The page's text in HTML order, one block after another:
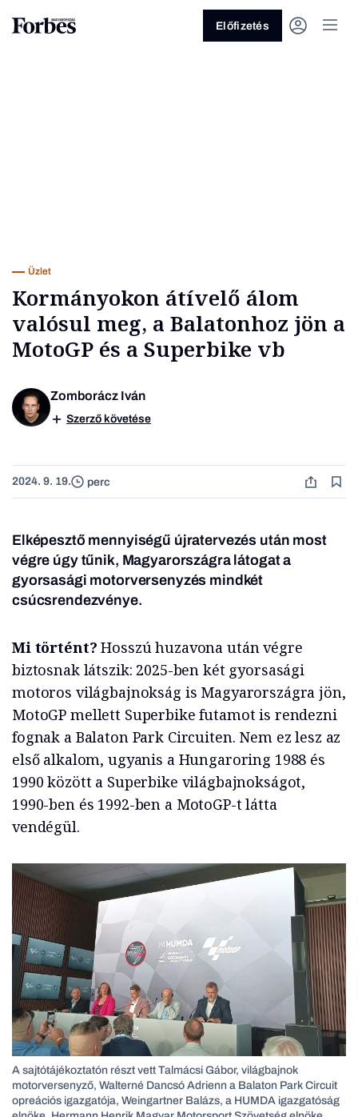
Előfizetés
Üzlet
Kormányokon átívelő álom
valósul meg, a Balatonhoz jön a
MotoGP és a Superbike vb
Zomborácz Iván
Szerző követése
2024. 9. 19. perc
Elképesztő mennyiségű újratervezés után most
végre úgy tűnik, Magyarországra látogat a
gyorsasági motorversenyzés mindkét
csúcsrendezvénye.
Mi történt? Hosszú huzavona után végre
biztosnak látszik: 2025-ben két gyorsasági
motoros világbajnokság is Magyarországra jön,
MotoGP mellett Superbike futamot is rendezni
fognak a Balaton Park Circuiten. Nem ez lesz az
első alkalom, ugyanis a Hungaroring 1988 és
1990 között a Superbike világbajnokságot,
1990-ben és 1992-ben a MotoGP-t látta
vendégül.
A sajtótájékoztatón részt vett Talmácsi Gábor, világbajnok
motorversenyző, Walterné Dancsó Adrienn a Balaton Park Circuit
opreációs igazgatója, Weingartner Balázs, a HUMDA igazgatóság